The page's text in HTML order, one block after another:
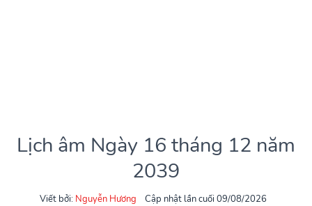
Lịch âm Ngày 16 tháng 12 năm
2039
Viết bởi: Nguyễn Hương
Cập nhật lần cuối 09/08/2026